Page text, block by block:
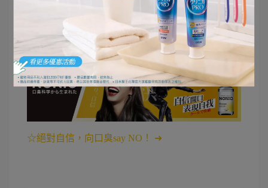
的味道給熏死，方便隨身攜帶的【NONIO終結口氣
淨涼噴劑】更是我保持清新好口氣的秘密武器。
☆絕對自信，向口臭say NO！ ➜